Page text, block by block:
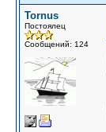
Tornus
Постоялец
Сообщений: 124